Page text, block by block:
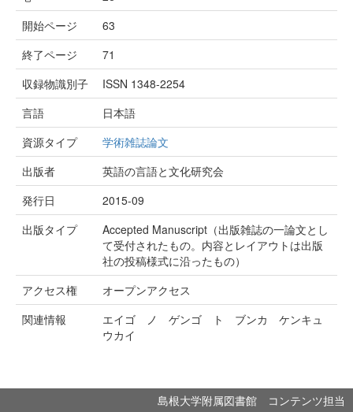
開始ページ
63
終了ページ
71
収録物識別子
ISSN 1348-2254
言語
日本語
資源タイプ
学術雑誌論文
出版者
英語の言語と文化研究会
発行日
2015-09
出版タイプ
Accepted Manuscript（出版雑誌の一論文とし
て受付されたもの。内容とレイアウトは出版
社の投稿様式に沿ったもの）
アクセス権
オープンアクセス
関連情報
エイゴ ノ ゲンゴ ト ブンカ ケンキュ
ウカイ
島根大学附属図書館 コンテンツ担当